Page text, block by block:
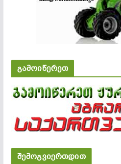
გამოიწერეთ
შემოგვიერთდით